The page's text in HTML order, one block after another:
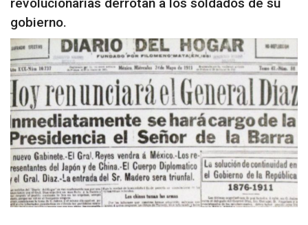
gobierno.